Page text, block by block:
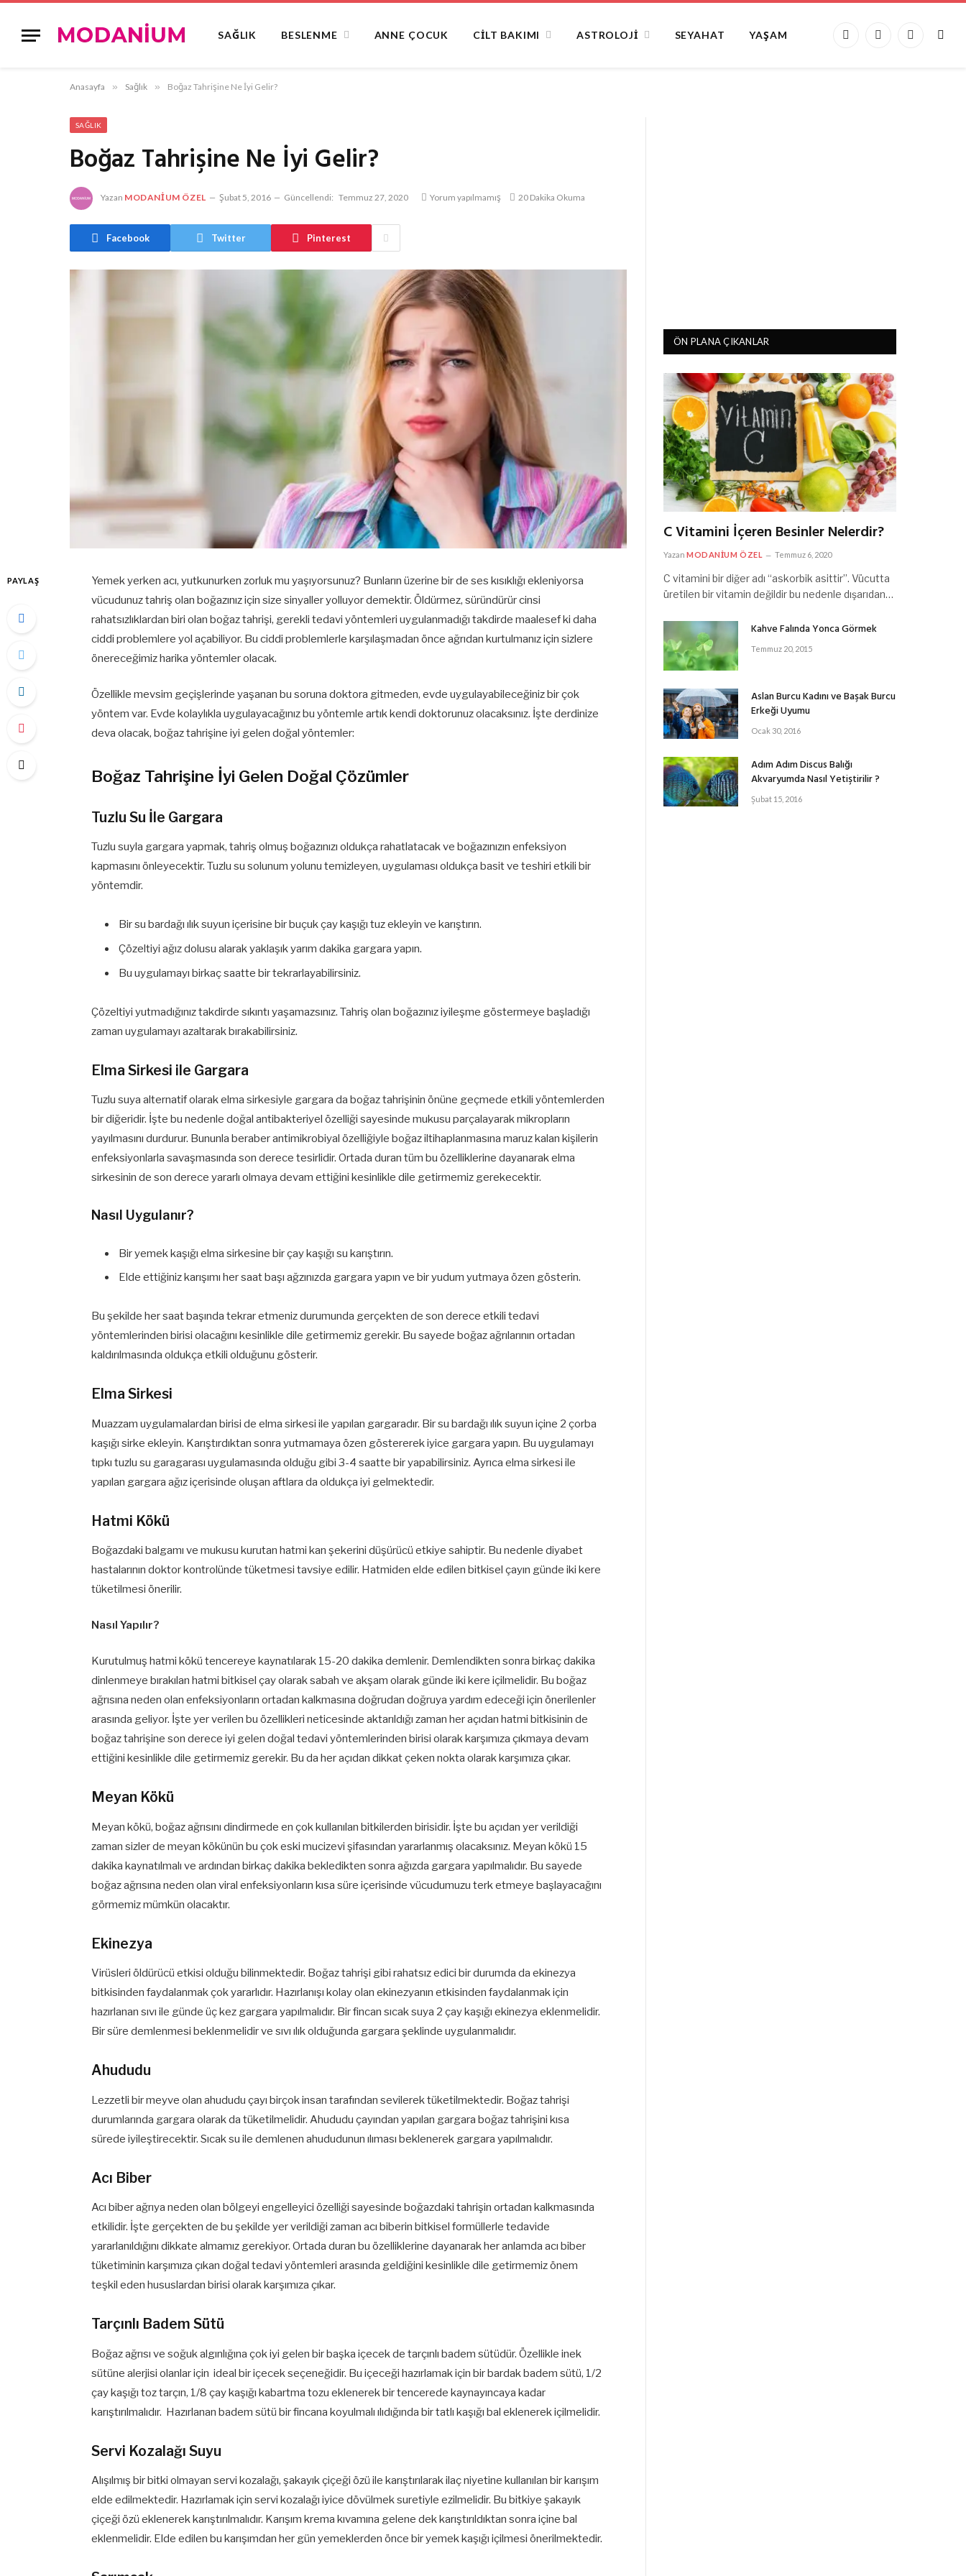
SAĞLIK BESLENME ANNE ÇOCUK CILT BAKIMI ASTROLOJI SEYAHAT YAŞAM
Facebook
X
Instagram
Anasayfa » Sağlık » Boğaz Tahrişine Ne İyi Gelir?
SAĞLIK
Boğaz Tahrişine Ne İyi Gelir?
Yazan MODANIUM ÖZEL Şubat 5, 2016 Güncellendi: Temmuz 27, 2020 Yorum yapılmamış 20 Dakika Okuma
Facebook Twitter Pinterest
PAYLAŞ
Yemek yerken acı, yutkunurken zorluk mu yaşıyorsunuz? Bunların üzerine bir de ses kısıklığı ekleniyorsa
vücudunuz tahriş olan boğazınız için size sinyaller yolluyor demektir. Öldürmez, süründürür cinsi
rahatsızlıklardan biri olan boğaz tahrişi, gerekli tedavi yöntemleri uygulanmadığı takdirde maalesef ki daha
ciddi problemlere yol açabiliyor. Bu ciddi problemlerle karşılaşmadan önce ağrıdan kurtulmanız için sizlere
önereceğimiz harika yöntemler olacak.
Özellikle mevsim geçişlerinde yaşanan bu soruna doktora gitmeden, evde uygulayabileceğiniz bir çok
yöntem var. Evde kolaylıkla uygulayacağınız bu yöntemle artık kendi doktorunuz olacaksınız. İşte derdinize
deva olacak, boğaz tahrişine iyi gelen doğal yöntemler:
Boğaz Tahrişine İyi Gelen Doğal Çözümler
Tuzlu Su İle Gargara
Tuzlu suyla gargara yapmak, tahriş olmuş boğazınızı oldukça rahatlatacak ve boğazınızın enfeksiyon
kapmasını önleyecektir. Tuzlu su solunum yolunu temizleyen, uygulaması oldukça basit ve teshiri etkili bir
yöntemdir.
Bir su bardağı ılık suyun içerisine bir buçuk çay kaşığı tuz ekleyin ve karıştırın.
Çözeltiyi ağız dolusu alarak yaklaşık yarım dakika gargara yapın.
Bu uygulamayı birkaç saatte bir tekrarlayabilirsiniz.
Çözeltiyi yutmadığınız takdirde sıkıntı yaşamazsınız. Tahriş olan boğazınız iyileşme göstermeye başladığı
zaman uygulamayı azaltarak bırakabilirsiniz.
Elma Sirkesi ile Gargara
Tuzlu suya alternatif olarak elma sirkesiyle gargara da boğaz tahrişinin önüne geçmede etkili yöntemlerden
bir diğeridir. İşte bu nedenle doğal antibakteriyel özelliği sayesinde mukusu parçalayarak mikropların
yayılmasını durdurur. Bununla beraber antimikrobiyal özelliğiyle boğaz iltihaplanmasına maruz kalan kişilerin
enfeksiyonlarla savaşmasında son derece tesirlidir. Ortada duran tüm bu özelliklerine dayanarak elma
sirkesinin de son derece yararlı olmaya devam ettiğini kesinlikle dile getirmemiz gerekecektir.
Nasıl Uygulanır?
Bir yemek kaşığı elma sirkesine bir çay kaşığı su karıştırın.
Elde ettiğiniz karışımı her saat başı ağzınızda gargara yapın ve bir yudum yutmaya özen gösterin.
Bu şekilde her saat başında tekrar etmeniz durumunda gerçekten de son derece etkili tedavi
yöntemlerinden birisi olacağını kesinlikle dile getirmemiz gerekir. Bu sayede boğaz ağrılarının ortadan
kaldırılmasında oldukça etkili olduğunu gösterir.
Elma Sirkesi
Muazzam uygulamalardan birisi de elma sirkesi ile yapılan gargaradır. Bir su bardağı ılık suyun içine 2 çorba
kaşığı sirke ekleyin. Karıştırdıktan sonra yutmamaya özen göstererek iyice gargara yapın. Bu uygulamayı
tıpkı tuzlu su garagarası uygulamasında olduğu gibi 3-4 saatte bir yapabilirsiniz. Ayrıca elma sirkesi ile
yapılan gargara ağız içerisinde oluşan aftlara da oldukça iyi gelmektedir.
Hatmi Kökü
Boğazdaki balgamı ve mukusu kurutan hatmi kan şekerini düşürücü etkiye sahiptir. Bu nedenle diyabet
hastalarının doktor kontrolünde tüketmesi tavsiye edilir. Hatmiden elde edilen bitkisel çayın günde iki kere
tüketilmesi önerilir.
Nasıl Yapılır?
Kurutulmuş hatmi kökü tencereye kaynatılarak 15-20 dakika demlenir. Demlendikten sonra birkaç dakika
dinlenmeye bırakılan hatmi bitkisel çay olarak sabah ve akşam olarak günde iki kere içilmelidir. Bu boğaz
ağrısına neden olan enfeksiyonların ortadan kalkmasına doğrudan doğruya yardım edeceği için önerilenler
arasında geliyor. İşte yer verilen bu özellikleri neticesinde aktarıldığı zaman her açıdan hatmi bitkisinin de
boğaz tahrişine son derece iyi gelen doğal tedavi yöntemlerinden birisi olarak karşımıza çıkmaya devam
ettiğini kesinlikle dile getirmemiz gerekir. Bu da her açıdan dikkat çeken nokta olarak karşımıza çıkar.
Meyan Kökü
Meyan kökü, boğaz ağrısını dindirmede en çok kullanılan bitkilerden birisidir. İşte bu açıdan yer verildiği
zaman sizler de meyan kökünün bu çok eski mucizevi şifasından yararlanmış olacaksınız. Meyan kökü 15
dakika kaynatılmalı ve ardından birkaç dakika bekledikten sonra ağızda gargara yapılmalıdır. Bu sayede
boğaz ağrısına neden olan viral enfeksiyonların kısa süre içerisinde vücudumuzu terk etmeye başlayacağını
görmemiz mümkün olacaktır.
Ekinezya
Virüsleri öldürücü etkisi olduğu bilinmektedir. Boğaz tahrişi gibi rahatsız edici bir durumda da ekinezya
bitkisinden faydalanmak çok yararlıdır. Hazırlanışı kolay olan ekinezyanın etkisinden faydalanmak için
hazırlanan sıvı ile günde üç kez gargara yapılmalıdır. Bir fincan sıcak suya 2 çay kaşığı ekinezya eklenmelidir.
Bir süre demlenmesi beklenmelidir ve sıvı ılık olduğunda gargara şeklinde uygulanmalıdır.
Ahududu
Lezzetli bir meyve olan ahududu çayı birçok insan tarafından sevilerek tüketilmektedir. Boğaz tahrişi
durumlarında gargara olarak da tüketilmelidir. Ahududu çayından yapılan gargara boğaz tahrişini kısa
sürede iyileştirecektir. Sıcak su ile demlenen ahududunun ılıması beklenerek gargara yapılmalıdır.
Acı Biber
Acı biber ağrıya neden olan bölgeyi engelleyici özelliği sayesinde boğazdaki tahrişin ortadan kalkmasında
etkilidir. İşte gerçekten de bu şekilde yer verildiği zaman acı biberin bitkisel formüllerle tedavide
yararlanıldığını dikkate almamız gerekiyor. Ortada duran bu özelliklerine dayanarak her anlamda acı biber
tüketiminin karşımıza çıkan doğal tedavi yöntemleri arasında geldiğini kesinlikle dile getirmemiz önem
teşkil eden hususlardan birisi olarak karşımıza çıkar.
Tarçınlı Badem Sütü
Boğaz ağrısı ve soğuk algınlığına çok iyi gelen bir başka içecek de tarçınlı badem sütüdür. Özellikle inek
sütüne alerjisi olanlar için ideal bir içecek seçeneğidir. Bu içeceği hazırlamak için bir bardak badem sütü, 1/2
çay kaşığı toz tarçın, 1/8 çay kaşığı kabartma tozu eklenerek bir tencerede kaynayıncaya kadar
karıştırılmalıdır. Hazırlanan badem sütü bir fincana koyulmalı ılıdığında bir tatlı kaşığı bal eklenerek içilmelidir.
Servi Kozalağı Suyu
Alışılmış bir bitki olmayan servi kozalağı, şakayık çiçeği özü ile karıştırılarak ilaç niyetine kullanılan bir karışım
elde edilmektedir. Hazırlamak için servi kozalağı iyice dövülmek suretiyle ezilmelidir. Bu bitkiye şakayık
çiçeği özü eklenerek karıştırılmalıdır. Karışım krema kıvamına gelene dek karıştırıldıktan sonra içine bal
eklenmelidir. Elde edilen bu karışımdan her gün yemeklerden önce bir yemek kaşığı içilmesi önerilmektedir.
ÖN PLANA ÇIKANLAR
C Vitamini İçeren Besinler Nelerdir?
Yazan MODANIUM ÖZEL Temmuz 6, 2020
C vitamini bir diğer adı “askorbik asittir”. Vücutta
üretilen bir vitamin değildir bu nedenle dışarıdan…
Kahve Falında Yonca Görmek
Temmuz 20, 2015
Aslan Burcu Kadını ve Başak Burcu
Erkeği Uyumu
Ocak 30, 2016
Adım Adım Discus Balığı
Akvaryumda Nasıl Yetiştirilir ?
Şubat 15, 2016